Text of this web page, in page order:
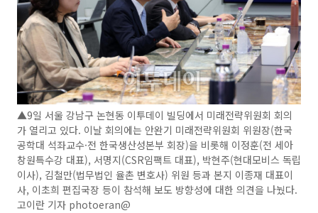
▲9일 서울 강남구 논현동 이투데이 빌딩에서 미래전략위원회 회의
가 열리고 있다. 이날 회의에는 안완기 미래전략위원회 위원장(한국
공학대 석좌교수·전 한국생산성본부 회장)을 비롯해 이정훈(전 세아
창원특수강 대표), 서명지(CSR임팩트 대표), 박현주(현대모비스 독립
이사), 김철만(법무법인 율촌 변호사) 위원 등과 본지 이종재 대표이
사, 이초희 편집국장 등이 참석해 보도 방향성에 대한 의견을 나눴다.
고이란 기자 photoeran@